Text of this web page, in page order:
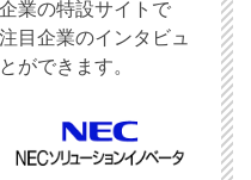
業の特設サイトで
目企業のインタビュ
ができます。